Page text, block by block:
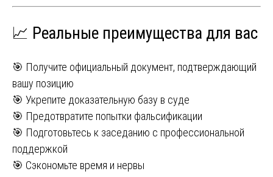
📈 Реальные преимущества для вас
🎯 Получите официальный документ, подтверждающий
вашу позицию
🎯 Укрепите доказательную базу в суде
🎯 Предотвратите попытки фальсификации
🎯 Подготовьтесь к заседанию с профессиональной
поддержкой
🎯 Сэкономьте время и нервы